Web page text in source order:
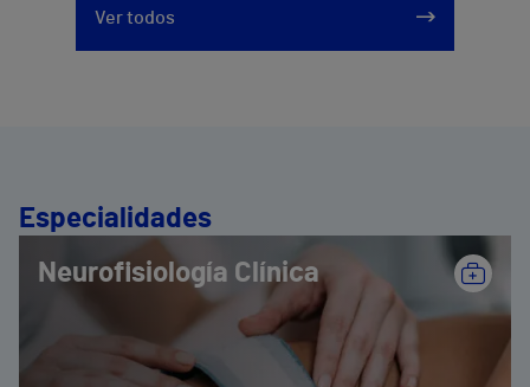
Ver todos
Especialidades
Neurofisiología Clínica